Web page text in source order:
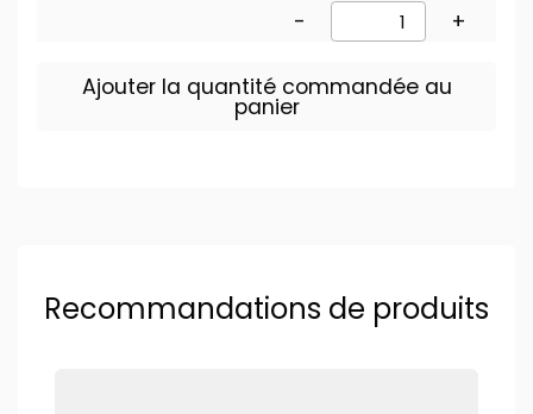
- +
Ajouter la quantité commandée au
panier
Recommandations de produits